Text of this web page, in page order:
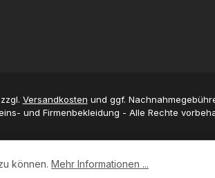
Versandkosten und ggf.
und Firmenbekleidung - Alle Rechte
können. Mehr Informationen ...